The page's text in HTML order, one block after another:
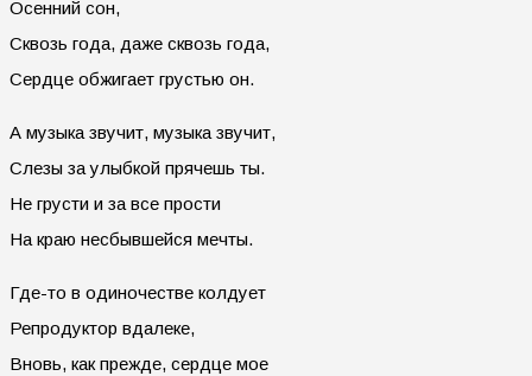
Осенний сон,
Сквозь года, даже сквозь года,
Сердце обжигает грустью он.
А музыка звучит, музыка звучит,
Слезы за улыбкой прячешь ты.
Не грусти и за все прости
На краю несбывшейся мечты.
Где-то в одиночестве колдует
Репродуктор вдалеке,
Вновь, как прежде, сердце мое